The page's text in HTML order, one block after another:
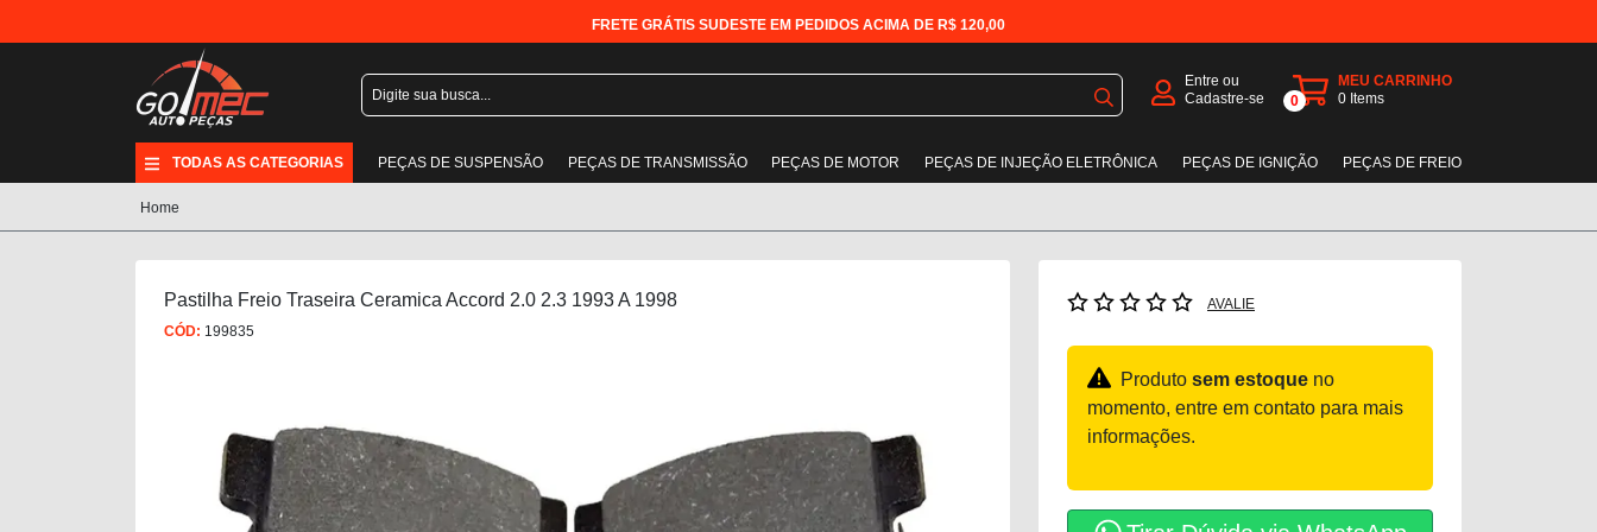
FRETE GRÁTIS SUDESTE EM PEDIDOS ACIMA DE R$ 120,00
Entre ou
Cadastre-se
0
MEU CARRINHO
0 Items
TODAS AS CATEGORIAS PEÇAS DE SUSPENSÃO PEÇAS DE TRANSMISSÃO PEÇAS DE MOTOR PEÇAS DE INJEÇÃO ELETRÔNICA PEÇAS DE IGNIÇÃO PEÇAS DE FREIO
Home
Pastilha Freio Traseira Ceramica Accord 2.0 2.3 1993 A 1998
CÓD: 199835
AVALIE
Produto sem estoque no
momento, entre em contato para mais
informações.